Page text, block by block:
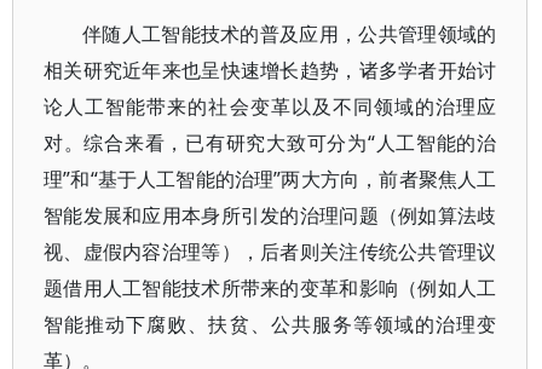
伴随人工智能技术的普及应用，公共管理领域的
相关研究近年来也呈快速增长趋势，诸多学者开始讨
论人工智能带来的社会变革以及不同领域的治理应
对。综合来看，已有研究大致可分为“人工智能的治
理”和“基于人工智能的治理”两大方向，前者聚焦人工
智能发展和应用本身所引发的治理问题（例如算法歧
视、虚假内容治理等），后者则关注传统公共管理议
题借用人工智能技术所带来的变革和影响（例如人工
智能推动下腐败、扶贫、公共服务等领域的治理变
革）。